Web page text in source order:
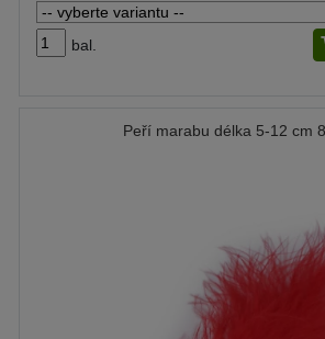
bal.
Peří marabu délka 5-12 cm